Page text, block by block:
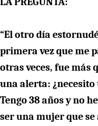
“El otro día
primera vez que me
otras veces, fue más
una alerta:
Tengo 38 años y no
ser una mujer que